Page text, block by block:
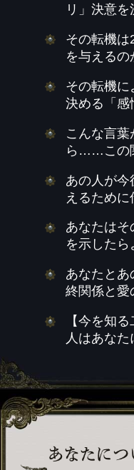
リ」決意
その転機は
を与えるの
その転機に
決める「感
こんな言葉
ら……この
あの人が今
えるため
あなたはそ
を示したら
あなたと
終関係と愛
【今を知
人はあな